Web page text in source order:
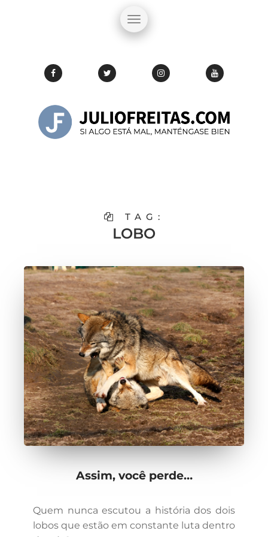
TAG:
LOBO
Assim, você perde…
Quem nunca escutou a história dos dois
lobos que estão em constante luta dentro